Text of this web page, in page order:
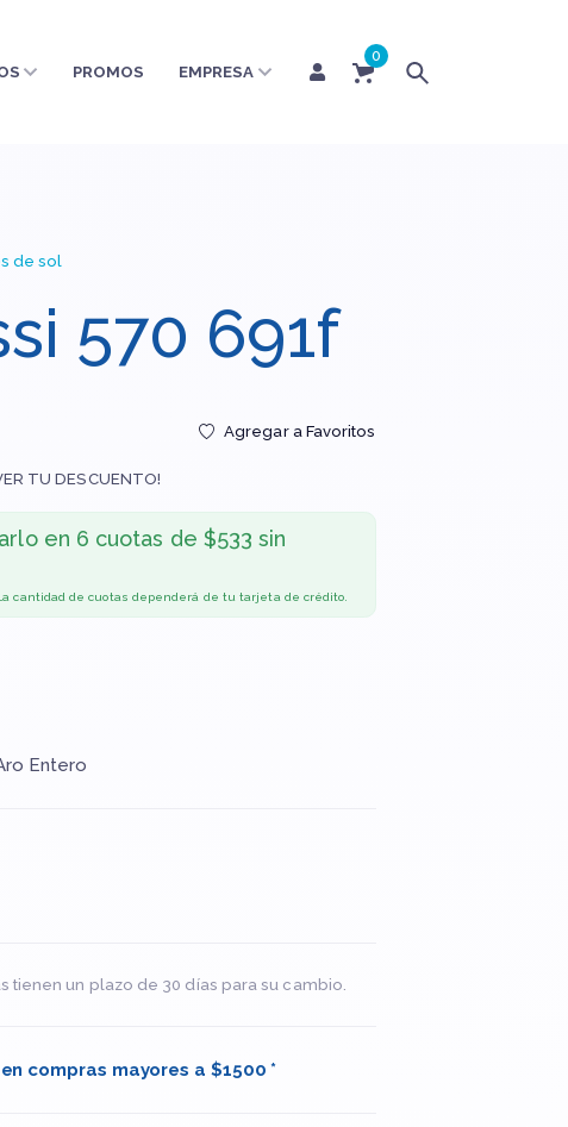
0
PROMOS EMPRESA
de sol
570 691f
Agregar a Favoritos
TU DESCUENTO!
en 6 cuotas de $533 sin
cantidad de cuotas dependerá de tu tarjeta de crédito.
Entero
tienen un plazo de 30 días para su cambio.
compras mayores a $1500 *